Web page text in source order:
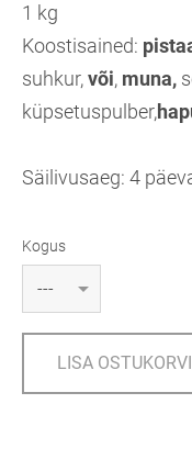
1 kg
Koostisained:
suhkur,või, muna,
küpsetuspulber,
Säilivusaeg: 4
Kogus
LISA OSTUKORVI